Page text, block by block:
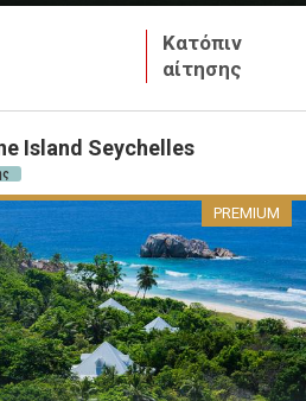
Κατόπιν
αίτησης
Island Seychelles
PREMIUM